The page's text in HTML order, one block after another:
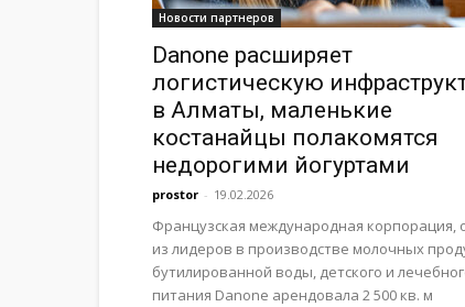
Новости партнеров
Danone расширяет
логистическую
в Алматы, маленькие
костанайцы полакомятся
недорогими йогуртами
prostor - 19.02.2026
Французская международная корпорация,
из лидеров в производстве молочных
бутилированной воды, детского и
питания Danone арендовала 2 500 кв. м